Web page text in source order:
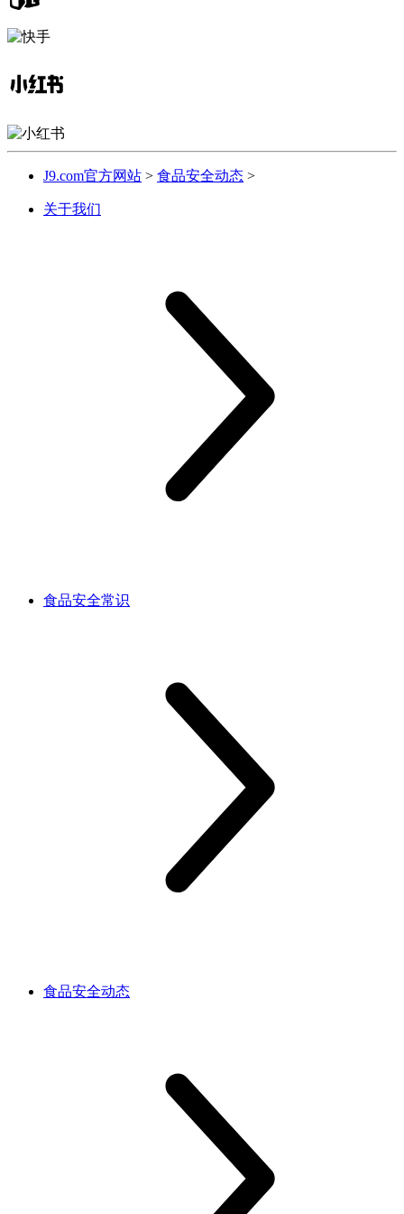
J9.com官方网站 > 食品安全动态 >
关于我们
食品安全常识
食品安全动态